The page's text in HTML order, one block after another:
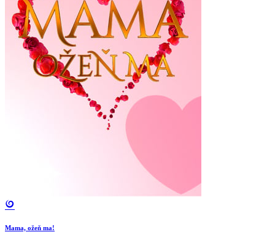
Mama, ožeň ma!